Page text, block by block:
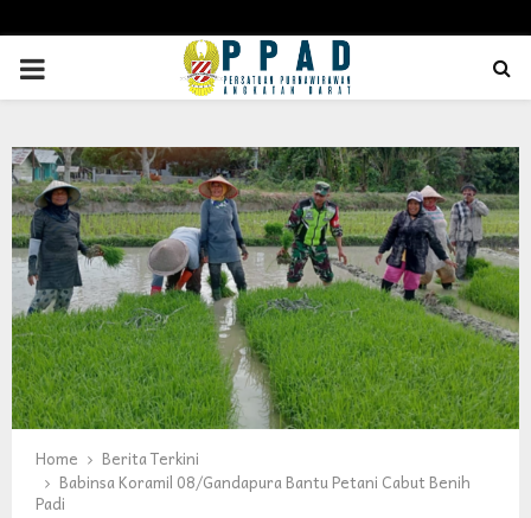
PRIMARY
Home
Berita Terkini
Babinsa Koramil 08/Gandapura Bantu Petani Cabut Benih
Padi